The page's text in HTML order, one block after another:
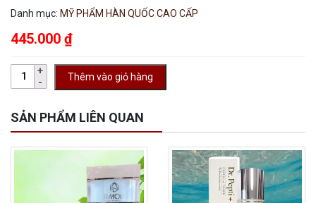
Danh mục: MỸ PHẨM HÀN QUỐC CAO CẤP
445.000 ₫
Thêm vào giỏ hàng
SẢN PHẨM LIÊN QUAN